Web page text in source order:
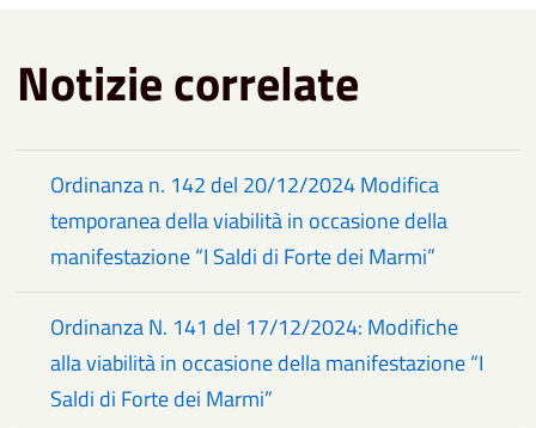
Notizie correlate
Ordinanza n. 142 del 20/12/2024 Modifica
temporanea della viabilità in occasione della
manifestazione “I Saldi di Forte dei Marmi”
Ordinanza N. 141 del 17/12/2024: Modifiche
alla viabilità in occasione della manifestazione “I
Saldi di Forte dei Marmi”